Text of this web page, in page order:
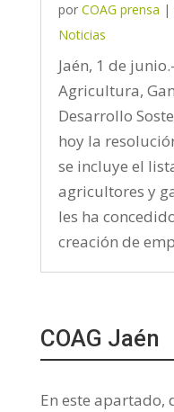
por COAG prensa |
Noticias
Jaén, 1 de
Agricultura,
Desarrollo
hoy la
se incluye el
agricultores y
les ha
creación de
COAG Jaén
En este apartado,